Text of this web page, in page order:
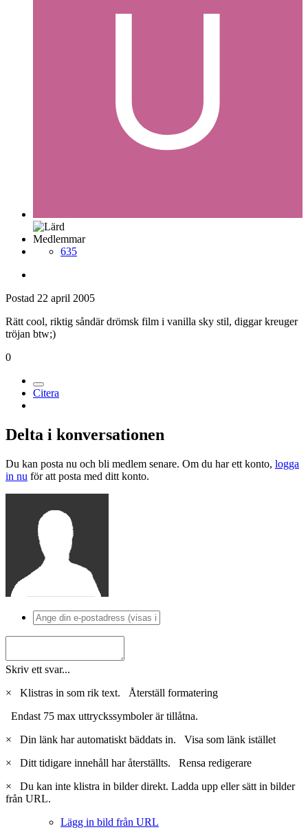
Medlemmar
635
Postad 22 april 2005
Rätt cool, riktig såndär drömsk film i vanilla sky stil, diggar kreuger
tröjan btw;)
0
Citera
Delta i konversationen
Du kan posta nu och bli medlem senare. Om du har ett konto, logga
in nu för att posta med ditt konto.
Skriv ett svar...
×
Klistras in som rik text. Återställ formatering
Endast 75 max uttryckssymboler är tillåtna.
×
Din länk har automatiskt bäddats in. Visa som länk istället
×
Ditt tidigare innehåll har återställts. Rensa redigerare
×
Du kan inte klistra in bilder direkt. Ladda upp eller sätt in bilder
från URL.
Lägg in bild från URL